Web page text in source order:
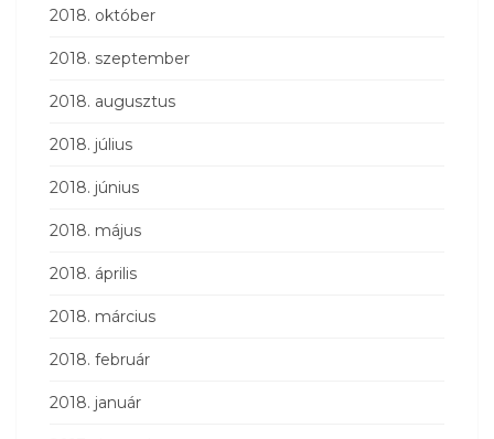
2018. október
2018. szeptember
2018. augusztus
2018. július
2018. június
2018. május
2018. április
2018. március
2018. február
2018. január